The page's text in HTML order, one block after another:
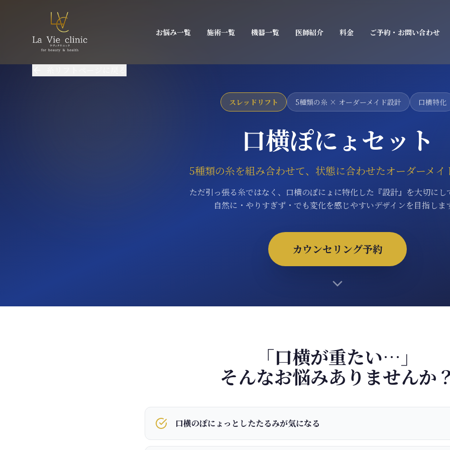
お悩み一覧 施術一覧 機器一覧 医師紹介 料金 ご予約・お問い合わせ
スレッドリフト 5種類の糸 × オーダーメイド設計 口横特化
口横ぽにょセット
5種類の糸を組み合わせて、状態に合わせたオーダーメイ
ただ引っ張る糸ではなく、口横のぽにょに特化した『設計』を大切にし
自然に・やりすぎず・でも変化を感じやすいデザインを目指しま
カウンセリング予約
「口横が重たい…」
そんなお悩みありませんか
口横のぽにょっとしたたるみが気になる